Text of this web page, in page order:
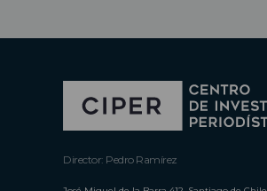
Director: Pedro Ramírez